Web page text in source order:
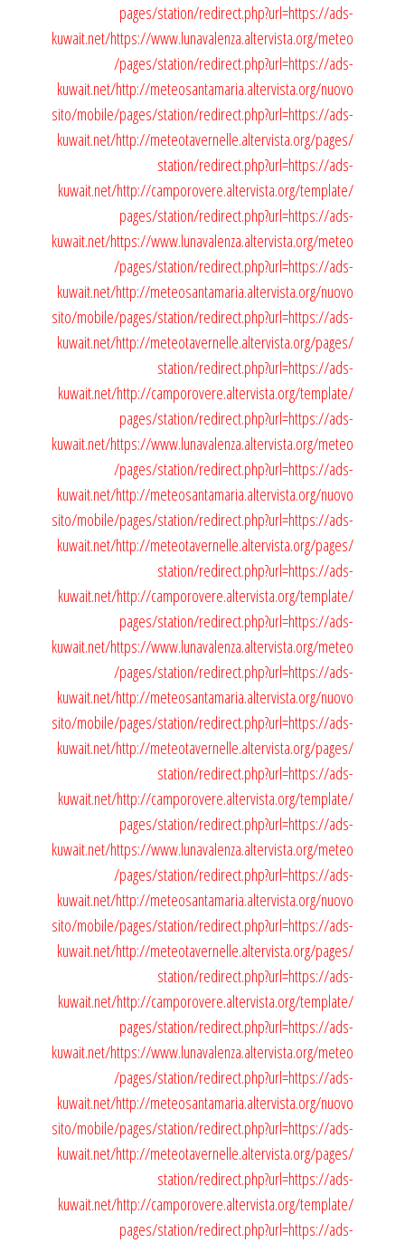
pages/station/redirect.php?url=https://ads-
kuwait.net/https://www.lunavalenza.altervista.org/meteo
/pages/station/redirect.php?url=https://ads-
kuwait.net/http://meteosantamaria.altervista.org/nuovo
sito/mobile/pages/station/redirect.php?url=https://ads-
kuwait.net/http://meteotavernelle.altervista.org/pages/
station/redirect.php?url=https://ads-
kuwait.net/http://camporovere.altervista.org/template/
pages/station/redirect.php?url=https://ads-
kuwait.net/https://www.lunavalenza.altervista.org/meteo
/pages/station/redirect.php?url=https://ads-
kuwait.net/http://meteosantamaria.altervista.org/nuovo
sito/mobile/pages/station/redirect.php?url=https://ads-
kuwait.net/http://meteotavernelle.altervista.org/pages/
station/redirect.php?url=https://ads-
kuwait.net/http://camporovere.altervista.org/template/
pages/station/redirect.php?url=https://ads-
kuwait.net/https://www.lunavalenza.altervista.org/meteo
/pages/station/redirect.php?url=https://ads-
kuwait.net/http://meteosantamaria.altervista.org/nuovo
sito/mobile/pages/station/redirect.php?url=https://ads-
kuwait.net/http://meteotavernelle.altervista.org/pages/
station/redirect.php?url=https://ads-
kuwait.net/http://camporovere.altervista.org/template/
pages/station/redirect.php?url=https://ads-
kuwait.net/https://www.lunavalenza.altervista.org/meteo
/pages/station/redirect.php?url=https://ads-
kuwait.net/http://meteosantamaria.altervista.org/nuovo
sito/mobile/pages/station/redirect.php?url=https://ads-
kuwait.net/http://meteotavernelle.altervista.org/pages/
station/redirect.php?url=https://ads-
kuwait.net/http://camporovere.altervista.org/template/
pages/station/redirect.php?url=https://ads-
kuwait.net/https://www.lunavalenza.altervista.org/meteo
/pages/station/redirect.php?url=https://ads-
kuwait.net/http://meteosantamaria.altervista.org/nuovo
sito/mobile/pages/station/redirect.php?url=https://ads-
kuwait.net/http://meteotavernelle.altervista.org/pages/
station/redirect.php?url=https://ads-
kuwait.net/http://camporovere.altervista.org/template/
pages/station/redirect.php?url=https://ads-
kuwait.net/https://www.lunavalenza.altervista.org/meteo
/pages/station/redirect.php?url=https://ads-
kuwait.net/http://meteosantamaria.altervista.org/nuovo
sito/mobile/pages/station/redirect.php?url=https://ads-
kuwait.net/http://meteotavernelle.altervista.org/pages/
station/redirect.php?url=https://ads-
kuwait.net/http://camporovere.altervista.org/template/
pages/station/redirect.php?url=https://ads-